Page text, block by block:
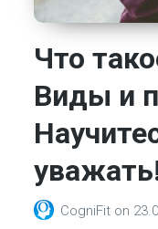
Что
Виды и
CogniFit on